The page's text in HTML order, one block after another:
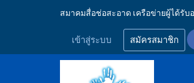
สมาคมสื่อช่อสะอาด เครือข่ายผู้ได้รับ
เข้าสู่ระบบ สมัครสมาชิก